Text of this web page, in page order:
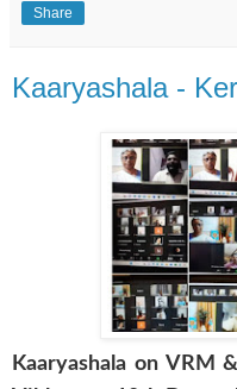
Share
Kaaryashala -
Kaaryashala on VRM